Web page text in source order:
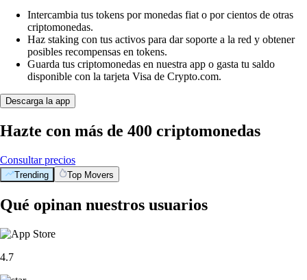
Intercambia tus tokens por monedas fiat o por cientos de otras
criptomonedas.
Haz staking con tus activos para dar soporte a la red y obtener
posibles recompensas en tokens.
Guarda tus criptomonedas en nuestra app o gasta tu saldo
disponible con la tarjeta Visa de Crypto.com.
Descarga la app
Hazte con más de 400 criptomonedas
Consultar precios
Trending Top Movers
Qué opinan nuestros usuarios
4.7